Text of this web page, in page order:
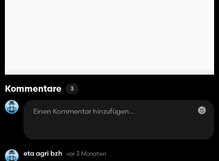
Kommentare 3
eta agri bzh vor 3 Monaten